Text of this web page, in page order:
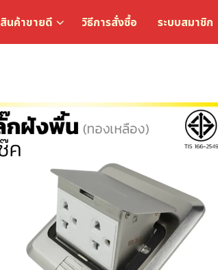
สินค้าขายดี วิธีการสั่งซื้อ ระบบสมาชิก